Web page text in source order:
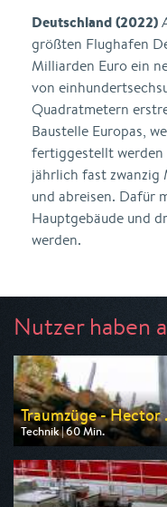
Deutschland (2022)
größten Flughafen
Milliarden Euro ein
von
Quadratmetern
Baustelle Europas,
fertiggestellt werden
jährlich fast zwanzig
und abreisen. Dafür
Hauptgebäude und
werden.
Nutzer haben
Traumzüge - Hector
Technik | 60 Min.
Ausgestrahlt von WELT
am 08.08.2026, 17:30